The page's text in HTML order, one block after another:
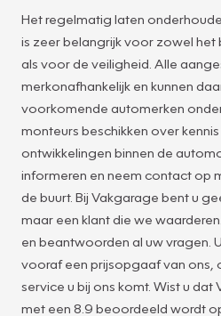
Het regelmatig laten
is zeer belangrijk voor zowel het
als voor de veiligheid. Alle
merkonafhankelijk en kunnen
voorkomende automerken
monteurs beschikken over
ontwikkelingen binnen de
informeren en neem contact op
de buurt. Bij Vakgarage bent u
maar een klant die we
en beantwoorden al uw vragen.
vooraf een prijsopgaaf van ons,
service u bij ons komt. Wist u
met een 8.9 beoordeeld wordt